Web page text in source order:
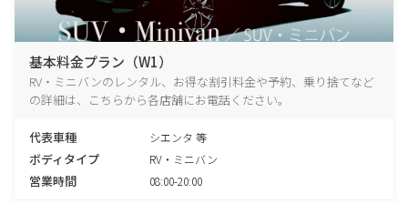
基本料金プラン（W1）
RV・ミニバンのレンタル、お得な割引料金や予約、乗り捨てなど
の詳細は、こちらから各店舗にお電話ください。
代表車種 シエンタ 等
ボディタイプ RV・ミニバン
営業時間 08:00-20:00